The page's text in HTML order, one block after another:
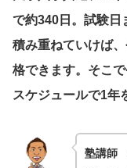
で約340日。試験日
積み重ねていけば
格できます。そこ
スケジュールで1年
塾講師